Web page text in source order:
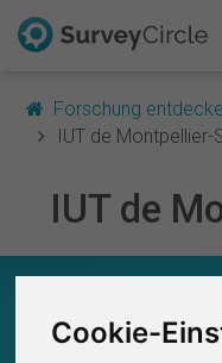
Cookie-
Forschung
IUT de Montpellier-
IUT de
BLICK